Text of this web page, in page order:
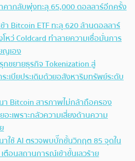
คากลับพุ่งทะลุ 65,000 ดอลลาร์อีกครั้ง
ข้า Bitcoin ETF ทะลุ 620 ล้านดอลลาร์
หว่ Coldcard ทำลายความเชื่อมั่นการ
ญเอง
กขยายธุรกิจ Tokenization สู่
ะเบียประเดิมด้วยอสังหาริมทรัพย์ระดับ
Bitcoin สารภาพไม่กล้าถือครอง
อะเพราะกลัวความเสี่ยงด้านความ
ใช้ AI ตรวจพบบั๊กขั้นวิกฤต 85 จุดใน
ตือนสถานการณ์เข้าขั้นเลวร้าย